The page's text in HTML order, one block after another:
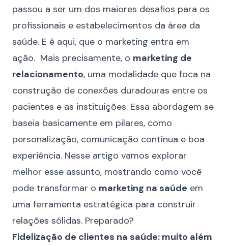
passou a ser um dos maiores desafios para os
profissionais e estabelecimentos da área da
saúde. E é aqui, que o marketing entra em
ação. Mais precisamente, o marketing de
relacionamento, uma modalidade que foca na
construção de conexões duradouras entre os
pacientes e as instituições. Essa abordagem se
baseia basicamente em pilares, como
personalização, comunicação contínua e boa
experiência. Nesse artigo vamos explorar
melhor esse assunto, mostrando como você
pode transformar o marketing na saúde em
uma ferramenta estratégica para construir
relações sólidas. Preparado?
Fidelização de clientes na saúde: muito além